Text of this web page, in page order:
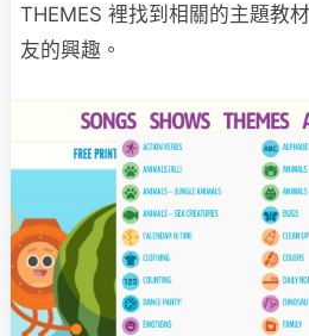
THEMES 裡找到相關的主題教
友的興趣。